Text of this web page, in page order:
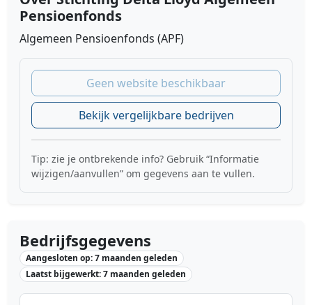
Pensioenfonds
Algemeen Pensioenfonds (APF)
Geen website beschikbaar
Bekijk vergelijkbare bedrijven
Tip: zie je ontbrekende info? Gebruik “Informatie
wijzigen/aanvullen” om gegevens aan te vullen.
Bedrijfsgegevens
Aangesloten op: 7 maanden geleden
Laatst bijgewerkt: 7 maanden geleden